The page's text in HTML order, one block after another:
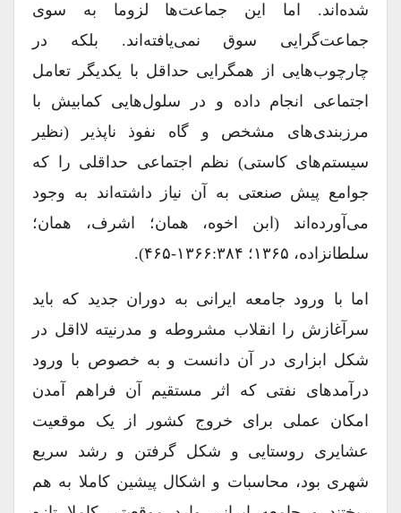
شده‌اند. اما این جماعت‌ها لزوما به سوی
جماعت‌گرایی سوق نمی‌یافته‌اند. بلکه در
چارچوب‌هایی از همگرایی حداقل با یکدیگر تعامل
اجتماعی انجام داده و در سلول‌هایی کمابیش با
مرزبندی‌های مشخص و گاه نفوذ ناپذیر (نظیر
سیستم‌های کاستی) نظم اجتماعی حداقلی را که
جوامع پیش صنعتی به آن نیاز داشته‌اند به وجود
می‌آورده‌اند (ابن اخوه، همان؛ اشرف، همان؛
سلطانزاده، ۱۳۶۵؛ ۱۳۶۶:۳۸۴-۴۶۵).
اما با ورود جامعه ایرانی به دوران جدید که باید
سرآغازش را انقلاب مشروطه و مدرنیته لااقل در
شکل ابزاری در آن دانست و به خصوص با ورود
درآمدهای نفتی که اثر مستقیم آن فراهم آمدن
امکان عملی برای خروج کشور از یک موقعیت
عشایری روستایی و شکل گرفتن و رشد سریع
شهری بود، محاسبات و اشکال پیشین کاملا به هم